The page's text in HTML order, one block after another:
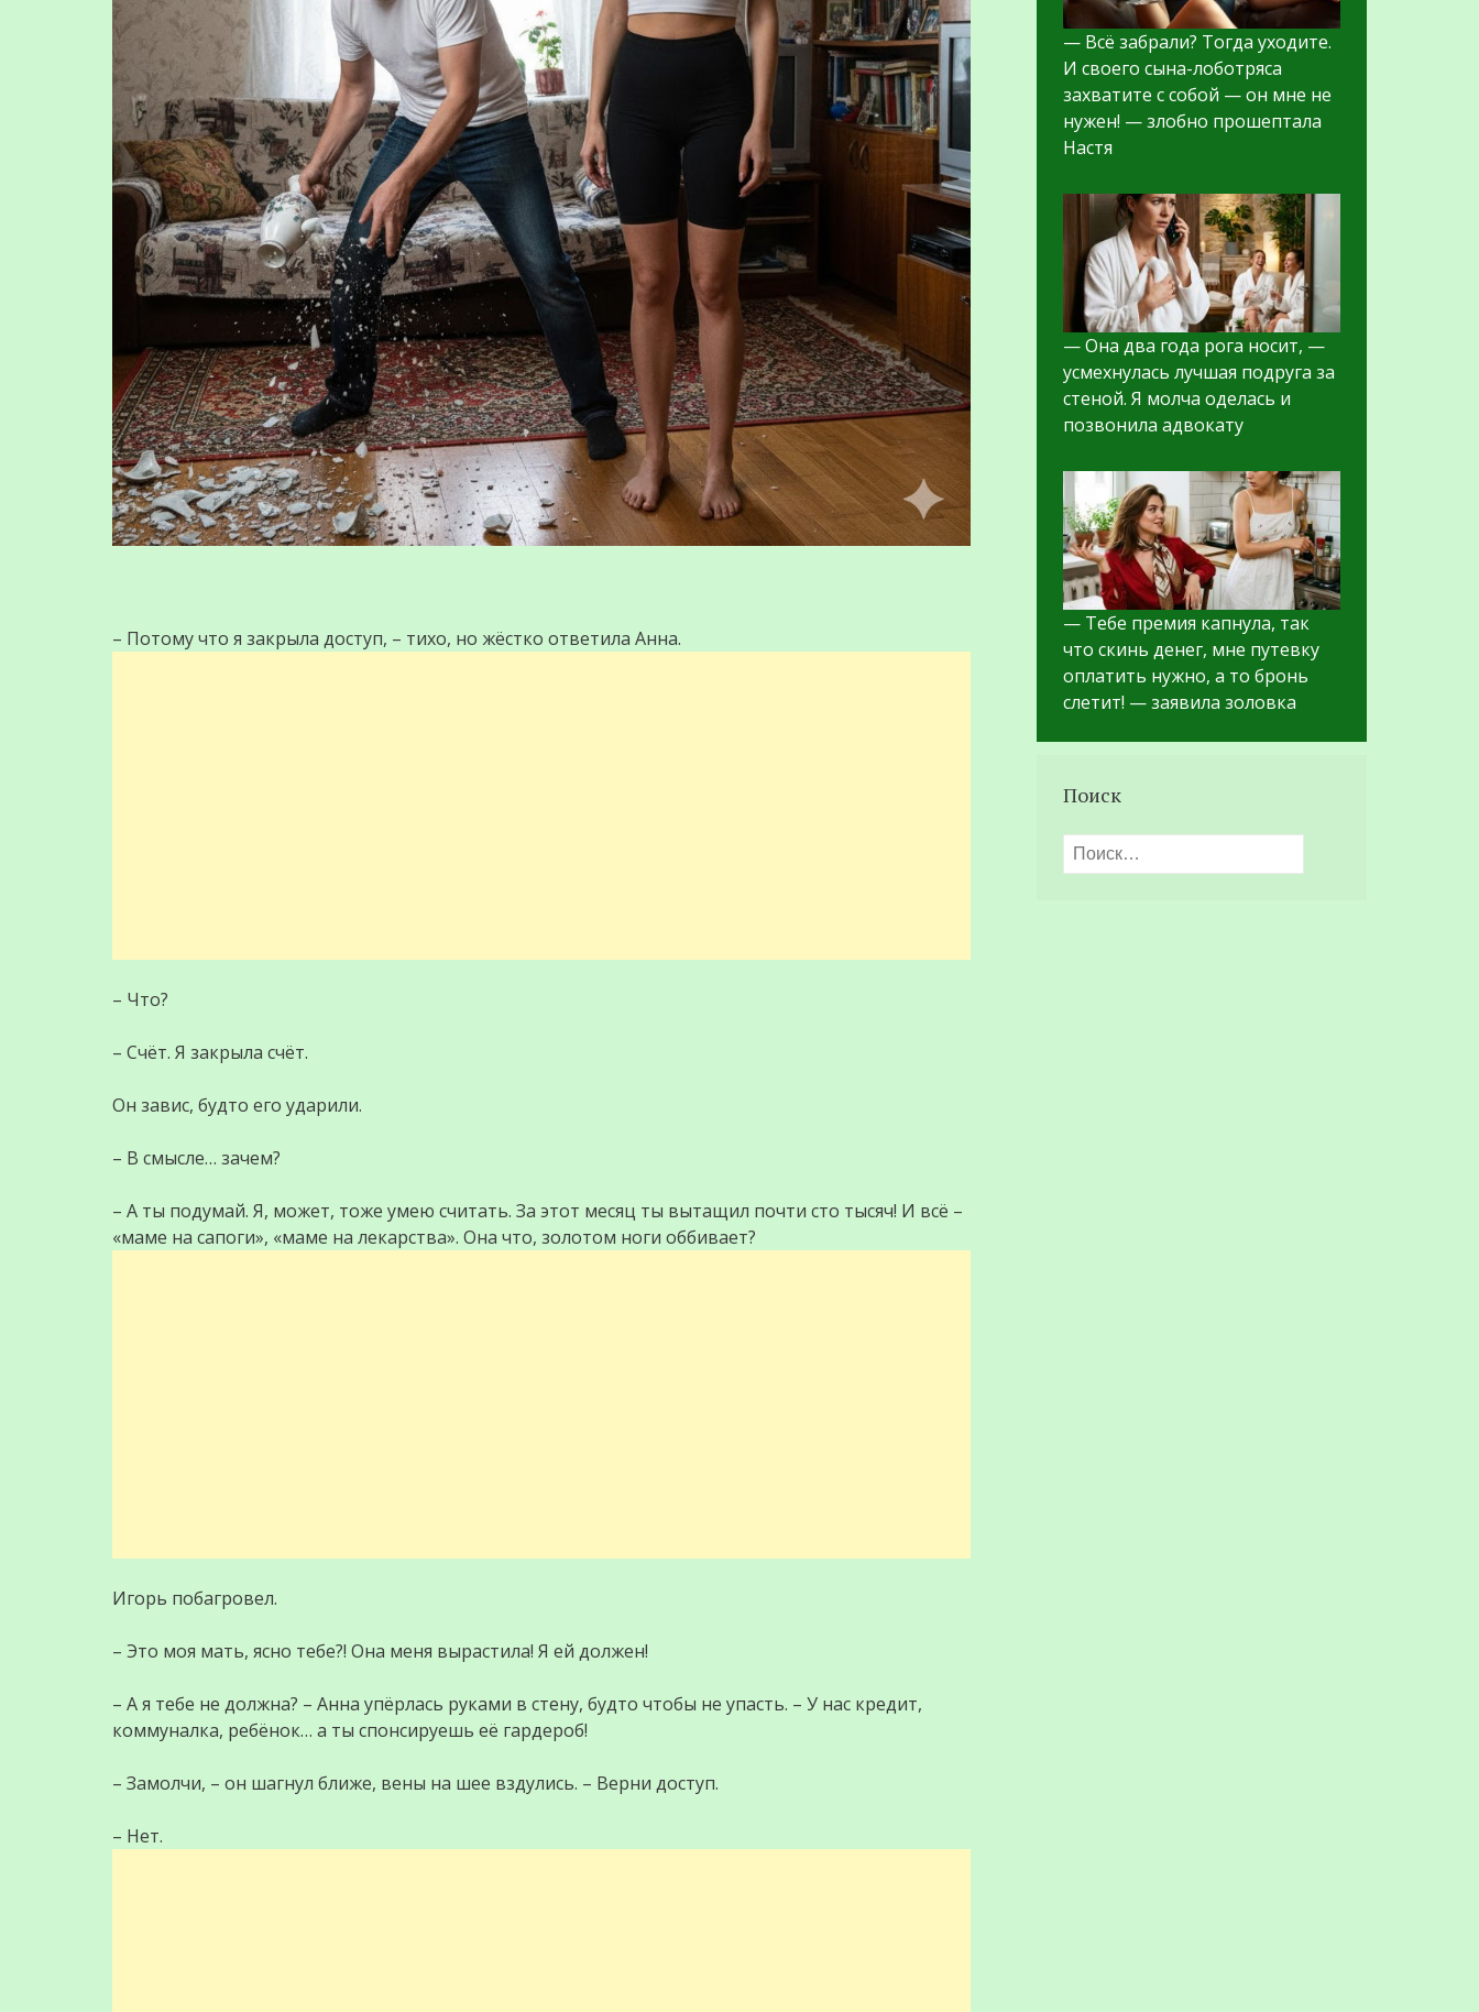
– Потому что я закрыла доступ, – тихо, но жёстко ответила Анна.
– Что?
– Счёт. Я закрыла счёт.
Он завис, будто его ударили.
– В смысле… зачем?
– А ты подумай. Я, может, тоже умею считать. За этот месяц ты вытащил почти сто тысяч! И всё –
«маме на сапоги», «маме на лекарства». Она что, золотом ноги оббивает?
Игорь побагровел.
– Это моя мать, ясно тебе?! Она меня вырастила! Я ей должен!
– А я тебе не должна? – Анна упёрлась руками в стену, будто чтобы не упасть. – У нас кредит,
коммуналка, ребёнок… а ты спонсируешь её гардероб!
– Замолчи, – он шагнул ближе, вены на шее вздулись. – Верни доступ.
– Нет.
— Всё забрали? Тогда уходите.
И своего сына-лоботряса
захватите с собой — он мне не
нужен! — злобно прошептала
Настя
— Она два года рога носит, —
усмехнулась лучшая подруга за
стеной. Я молча оделась и
позвонила адвокату
— Тебе премия капнула, так
что скинь денег, мне путевку
оплатить нужно, а то бронь
слетит! — заявила золовка
Поиск
Найти: